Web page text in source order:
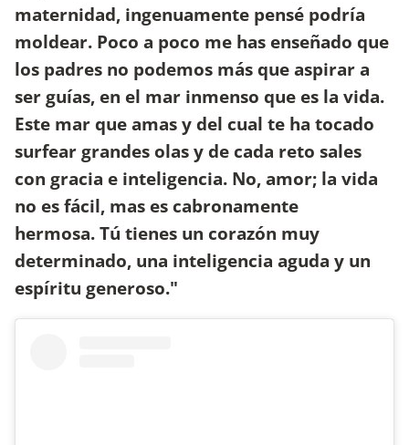
maternidad, ingenuamente pensé podría
moldear. Poco a poco me has enseñado que
los padres no podemos más que aspirar a
ser guías, en el mar inmenso que es la vida.
Este mar que amas y del cual te ha tocado
surfear grandes olas y de cada reto sales
con gracia e inteligencia. No, amor; la vida
no es fácil, mas es cabronamente
hermosa. Tú tienes un corazón muy
determinado, una inteligencia aguda y un
espíritu generoso."